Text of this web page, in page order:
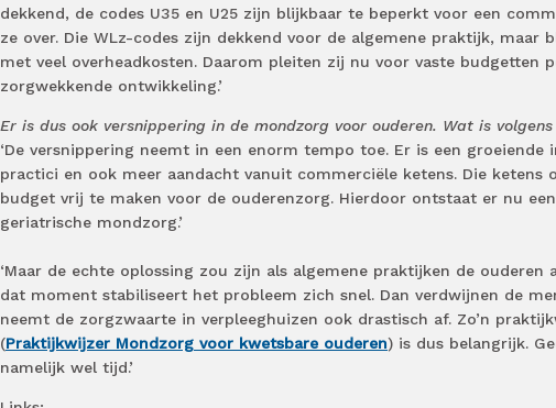
dekkend, de codes U35 en U25 zijn blijkbaar te beperkt voor een
ze over. Die WLz-codes zijn dekkend voor de algemene praktijk, maar
met veel overheadkosten. Daarom pleiten zij nu voor vaste budgetten
zorgwekkende ontwikkeling.’
Er is dus ook versnippering in de mondzorg voor ouderen. Wat is
‘De versnippering neemt in een enorm tempo toe. Er is een groeiende
practici en ook meer aandacht vanuit commerciële ketens. Die ketens
budget vrij te maken voor de ouderenzorg. Hierdoor ontstaat er nu
geriatrische mondzorg.’
‘Maar de echte oplossing zou zijn als algemene praktijken de ouderen
dat moment stabiliseert het probleem zich snel. Dan verdwijnen de
neemt de zorgzwaarte in verpleeghuizen ook drastisch af. Zo’n
(Praktijkwijzer Mondzorg voor kwetsbare ouderen) is dus belangrijk.
namelijk wel tijd.’